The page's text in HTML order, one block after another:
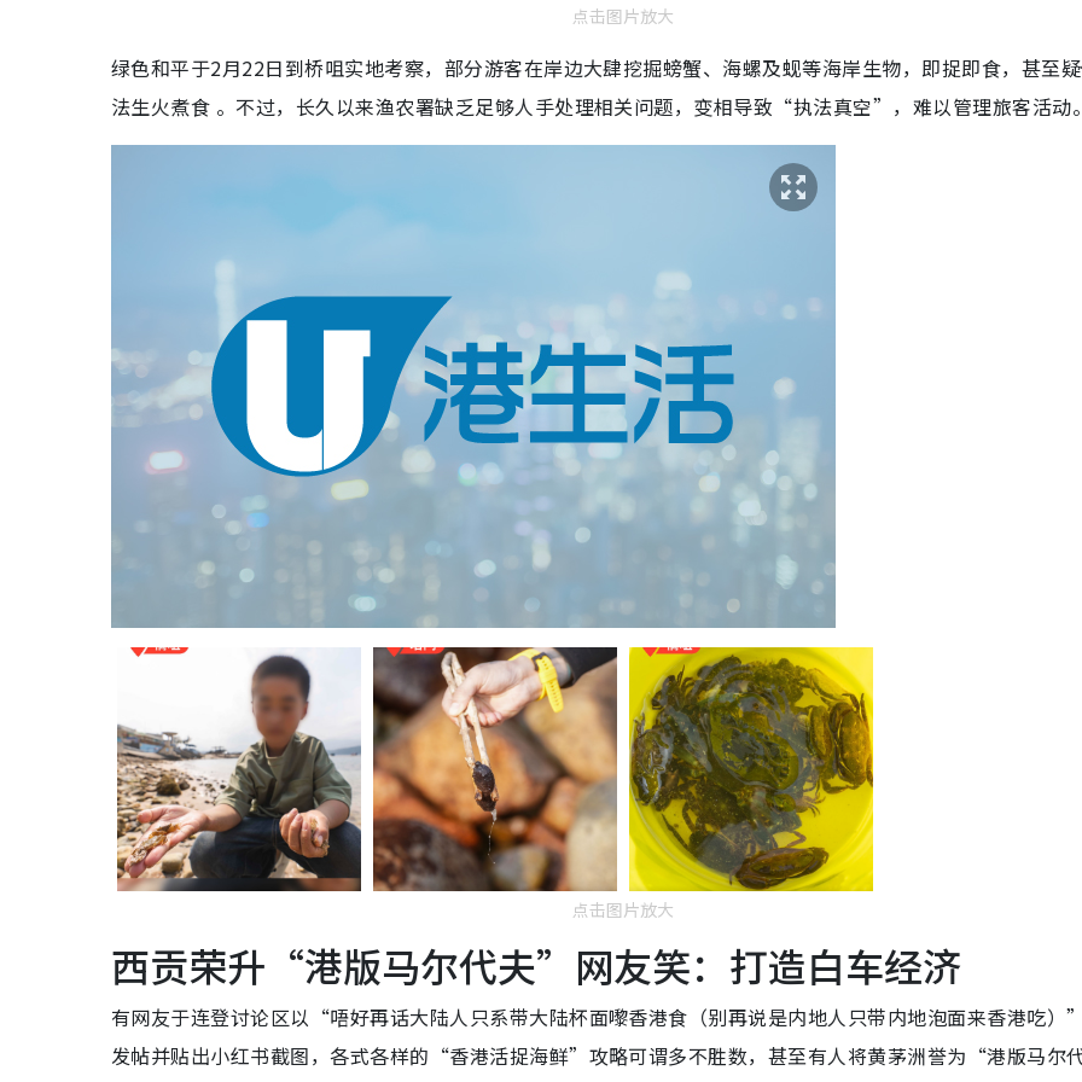
点击图片放大
绿色和平于2月22日到桥咀实地考察，部分游客在岸边大肆挖掘螃蟹、海螺及蚬等海岸生物，即捉即食，甚至
法生火煮食 。不过，长久以来渔农署缺乏足够人手处理相关问题，变相导致“执法真空”，难以管理旅客活动
点击图片放大
西贡荣升“港版马尔代夫”网友笑：打造白车经济
有网友于连登讨论区以“唔好再话大陆人只系带大陆杯面嚟香港食（别再说是内地人只带内地泡面来香港吃）
发帖并贴出小红书截图，各式各样的“香港活捉海鲜”攻略可谓多不胜数，甚至有人将黄茅洲誉为“港版马尔